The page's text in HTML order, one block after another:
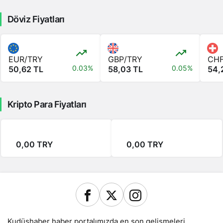
Döviz Fiyatları
EUR/TRY
50,62 TL
0.03%
GBP/TRY
58,03 TL
0.05%
Kripto Para Fiyatları
0,00 TRY 0,00 TRY